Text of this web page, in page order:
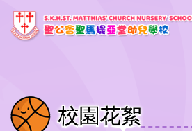
校園花絮